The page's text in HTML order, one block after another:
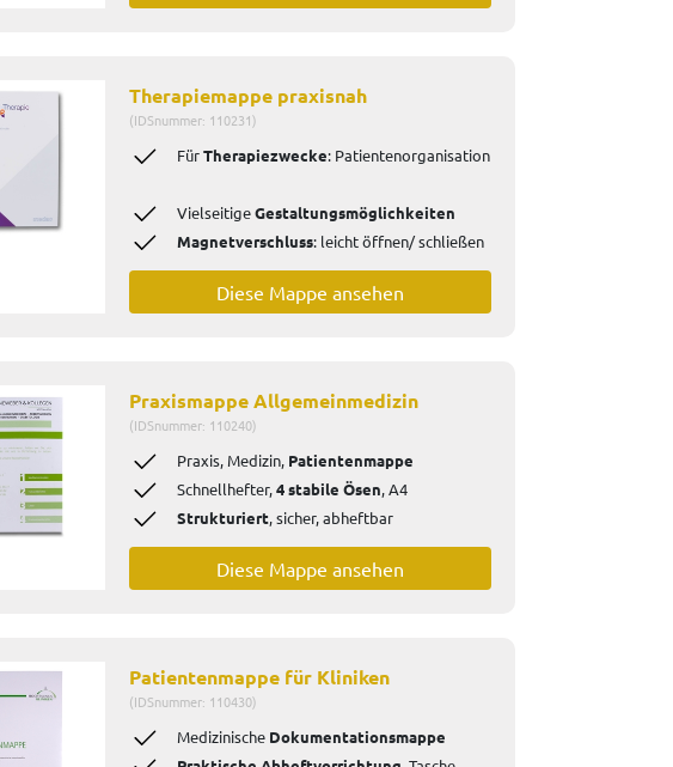
Therapiemappe praxisnah
(IDSnummer: 110231)
FürTherapiezwecke: Patientenorganisation
VielseitigeGestaltungsmöglichkeiten
Magnetverschluss: leicht öffnen/ schließen
Diese Mappe ansehen
Praxismappe Allgemeinmedizin
(IDSnummer: 110240)
Praxis, Medizin, Patientenmappe
Schnellhefter,4 stabile Ösen, A4
Strukturiert, sicher, abheftbar
Diese Mappe ansehen
Patientenmappe für Kliniken
(IDSnummer: 110430)
Medizinische Dokumentationsmappe